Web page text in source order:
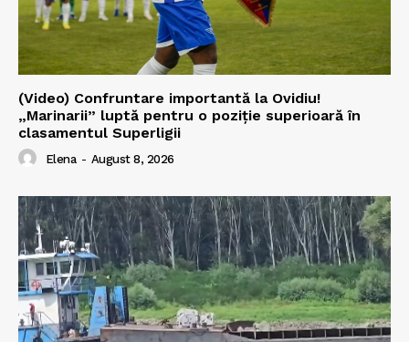
(Video) Confruntare importantă la Ovidiu!
„Marinarii” luptă pentru o poziție superioară în
clasamentul Superligii
Elena - August 8, 2026